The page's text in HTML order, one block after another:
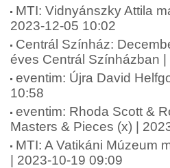
MTI: Vidnyánszky Attila
2023-12-05 10:02
Centrál Színház:
éves Centrál Színházban
eventim: Újra David
10:58
eventim: Rhoda Scott &
Masters & Pieces (x) |
MTI: A Vatikáni Múzeum
| 2023-10-19 09:09